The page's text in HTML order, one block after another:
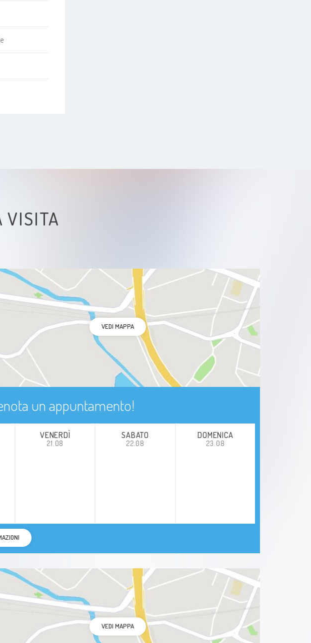
VISITA
VEDI MAPPA
un appuntamento!
VENERDÌ
21.08
SABATO
22.08
DOMENICA
23.08
VEDI MAPPA